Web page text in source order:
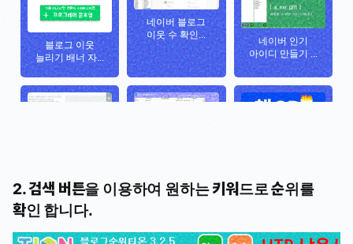
2. 검색 버튼을 이용하여 원하는 키워드로 순위를
확인 합니다.